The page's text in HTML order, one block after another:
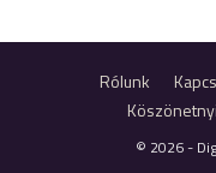
Rólunk
© 2026 -